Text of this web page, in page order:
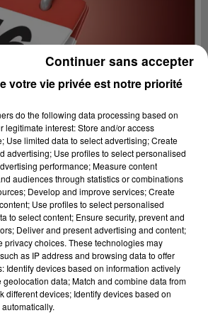
14 sec)
votre vie privée est notre priorité
do the following data processing based on
legitimate interest: Store and/or access
Use limited data to select advertising; Create
advertising; Use profiles to select personalised
performance; Measure content
audiences through statistics or combinations
Develop and improve services; Create
Use profiles to select personalised
to select content; Ensure security, prevent and
Deliver and present advertising and content;
privacy choices. These technologies may
as IP address and browsing data to offer
Identify devices based on information actively
data; Match and combine data from
different devices; Identify devices based on
Continuer sans accepter